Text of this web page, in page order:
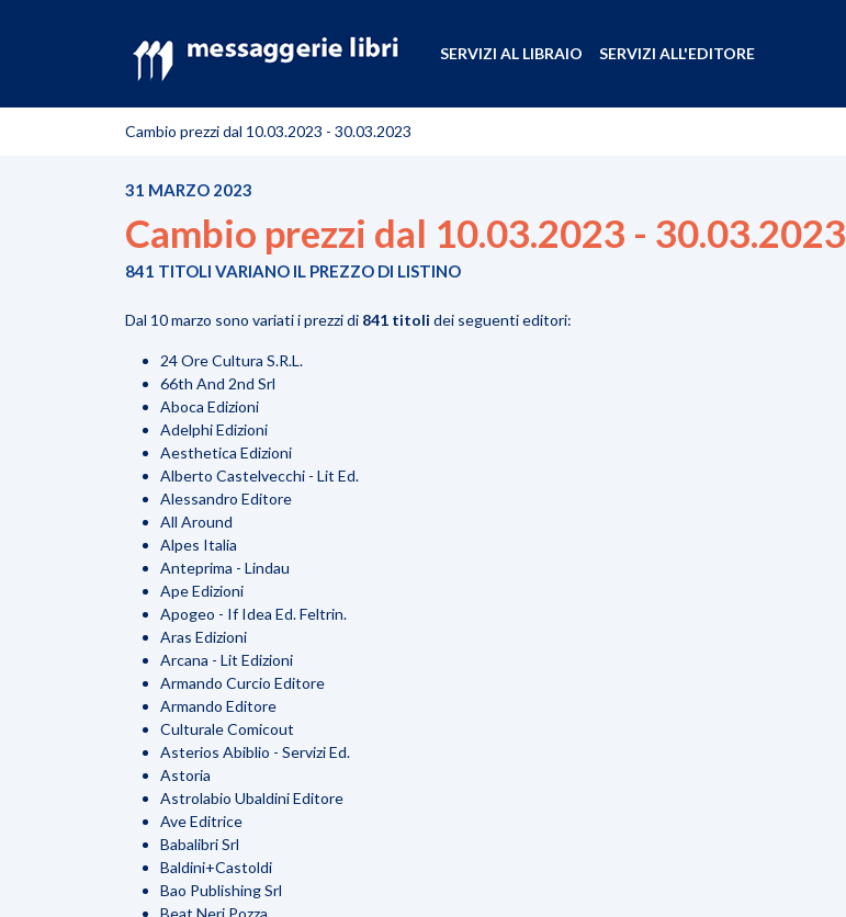
SERVIZI AL LIBRAIO SERVIZI ALL'EDITORE
Cambio prezzi dal 10.03.2023 - 30.03.2023
31 MARZO 2023
Cambio prezzi dal 10.03.2023 - 30.03.2023
841 TITOLI VARIANO IL PREZZO DI LISTINO
Dal 10 marzo sono variati i prezzi di 841 titoli dei seguenti editori:
24 Ore Cultura S.R.L.
66th And 2nd Srl
Aboca Edizioni
Adelphi Edizioni
Aesthetica Edizioni
Alberto Castelvecchi - Lit Ed.
Alessandro Editore
All Around
Alpes Italia
Anteprima - Lindau
Ape Edizioni
Apogeo - If Idea Ed. Feltrin.
Aras Edizioni
Arcana - Lit Edizioni
Armando Curcio Editore
Armando Editore
Culturale Comicout
Asterios Abiblio - Servizi Ed.
Astoria
Astrolabio Ubaldini Editore
Ave Editrice
Babalibri Srl
Baldini+Castoldi
Bao Publishing Srl
Beat Neri Pozza